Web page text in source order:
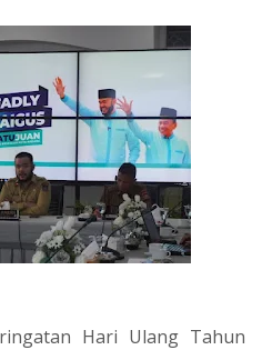
Hari Ulang Tahun